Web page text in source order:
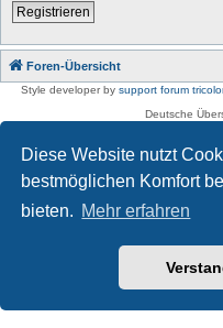
Diese Website nutzt
bestmöglichen Komfort
bieten. Mehr erfahren
Registrieren
Foren-Übersicht
Style developer by support forum
Deutsche
Impressum